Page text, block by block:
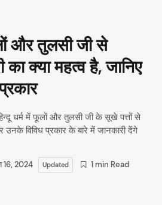
और तुलसी जी से
का क्या महत्व है, जानिए
धर्म में फूलों और तुलसी जी के सूखे पत्तों से
उनके विविध प्रकार के बारे में जानकारी देंगे
16, 2024 Updated 1 min Read